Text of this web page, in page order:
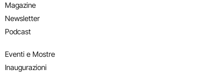
Magazine
Newsletter
Podcast
Eventi e Mostre
Inaugurazioni